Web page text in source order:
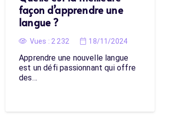
façon d’apprendre une
langue ?
Vues : 2 232 18/11/2024
Apprendre une nouvelle langue
est un défi passionnant qui offre
des…